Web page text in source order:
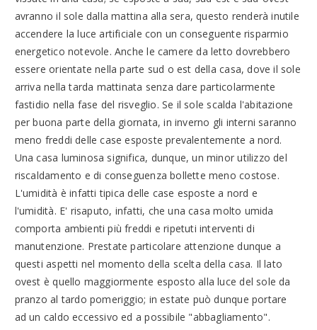
avranno il sole dalla mattina alla sera, questo renderà inutile
accendere la luce artificiale con un conseguente risparmio
energetico notevole. Anche le camere da letto dovrebbero
essere orientate nella parte sud o est della casa, dove il sole
arriva nella tarda mattinata senza dare particolarmente
fastidio nella fase del risveglio. Se il sole scalda l'abitazione
per buona parte della giornata, in inverno gli interni saranno
meno freddi delle case esposte prevalentemente a nord.
Una casa luminosa significa, dunque, un minor utilizzo del
riscaldamento e di conseguenza bollette meno costose.
L'umidità è infatti tipica delle case esposte a nord e
l'umidità. E' risaputo, infatti, che una casa molto umida
comporta ambienti più freddi e ripetuti interventi di
manutenzione. Prestate particolare attenzione dunque a
questi aspetti nel momento della scelta della casa. Il lato
ovest è quello maggiormente esposto alla luce del sole da
pranzo al tardo pomeriggio; in estate può dunque portare
ad un caldo eccessivo ed a possibile "abbagliamento".